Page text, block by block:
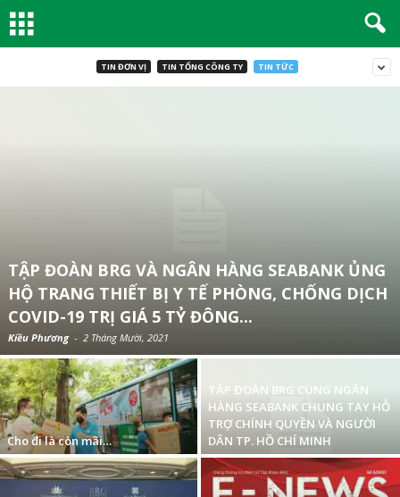
TIN ĐƠN VỊ TIN TỔNG CÔNG TY TIN TỨC
TẬP ĐOÀN BRG VÀ NGÂN HÀNG SEABANK ỦNG
HỘ TRANG THIẾT BỊ Y TẾ PHÒNG, CHỐNG DỊCH
COVID-19 TRỊ GIÁ 5 TỶ ĐÔNG...
Kiều Phương - 2 Tháng Mười, 2021
Cho đi là còn mãi…
TẬP ĐOÀN BRG CÙNG NGÂN
HÀNG SEABANK CHUNG TAY HỖ
TRỢ CHÍNH QUYỀN VÀ NGƯỜI
DÂN TP. HỒ CHÍ MINH